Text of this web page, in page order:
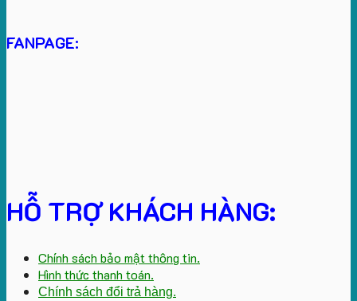
FANPAGE:
HỖ TRỢ KHÁCH HÀNG:
Chính sách bảo mật thông tin.
Hình thức thanh toán.
Chính sách đổi trả hàng.